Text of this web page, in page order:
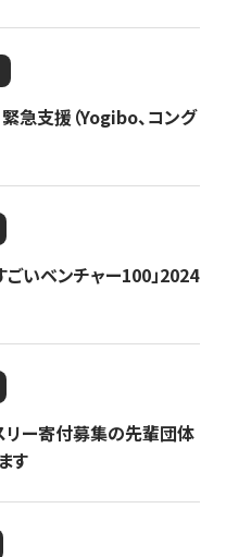
急支援（Yogibo、コング
いベンチャー100」2024
リー寄付募集の先輩団体
す